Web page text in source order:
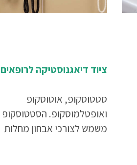
ציוד דיאגנוסטיקה לרופאים
סטטוסקופ, אוטוסקופ
ואופטלמוסקופ. הסטטוסקופ
משמש לצורכי אבחון מחלות